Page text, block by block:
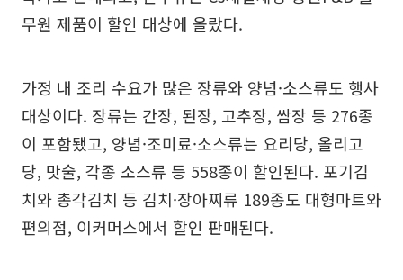
무원 제품이 할인 대상에 올랐다.
가정 내 조리 수요가 많은 장류와 양념·소스류도 행사
대상이다. 장류는 간장, 된장, 고추장, 쌈장 등 276종
이 포함됐고, 양념·조미료·소스류는 요리당, 올리고
당, 맛술, 각종 소스류 등 558종이 할인된다. 포기김
치와 총각김치 등 김치·장아찌류 189종도 대형마트와
편의점, 이커머스에서 할인 판매된다.